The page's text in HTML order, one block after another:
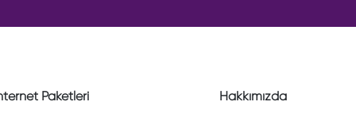
Paketleri Hakkımızda